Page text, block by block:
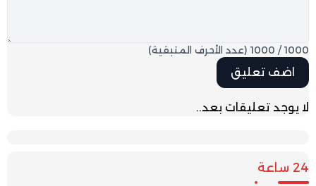
1000
/
1000 (عدد الأحرف المتبقية)
لا يوجد تعليقات بعد..
24 ساعة